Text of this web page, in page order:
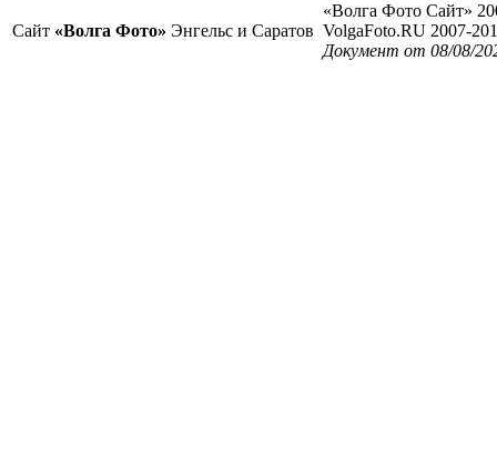
Сайт «Волга Фото» Энгельс и Саратов
«Волга Фото Сайт»
VolgaFoto.RU 2007-
Документ от 08/08/